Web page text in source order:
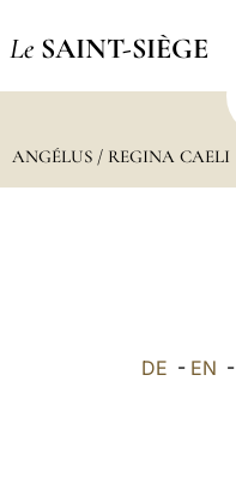
Le SAINT-SIÈGE
ANGÉLUS / REGINA CAELI
DE - EN -